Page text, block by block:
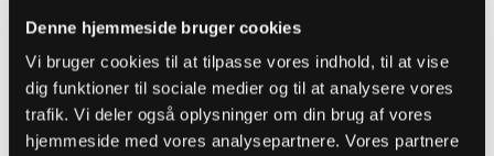
Denne hjemmeside bruger cookies
Vi bruger cookies til at tilpasse vores indhold, til at vise
dig funktioner til sociale medier og til at analysere vores
trafik. Vi deler også oplysninger om din brug af vores
hjemmeside med vores analysepartnere. Vores partnere
beholde pladsen i start11eren. Hvor vidt det er gældende i OB tvivler
Believe OB
½ sæsoner der bare skal overstås findes ikke